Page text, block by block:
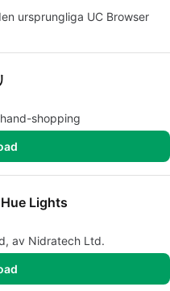
ursprungliga UC Browser
shopping
Lights
av Nidratech Ltd.